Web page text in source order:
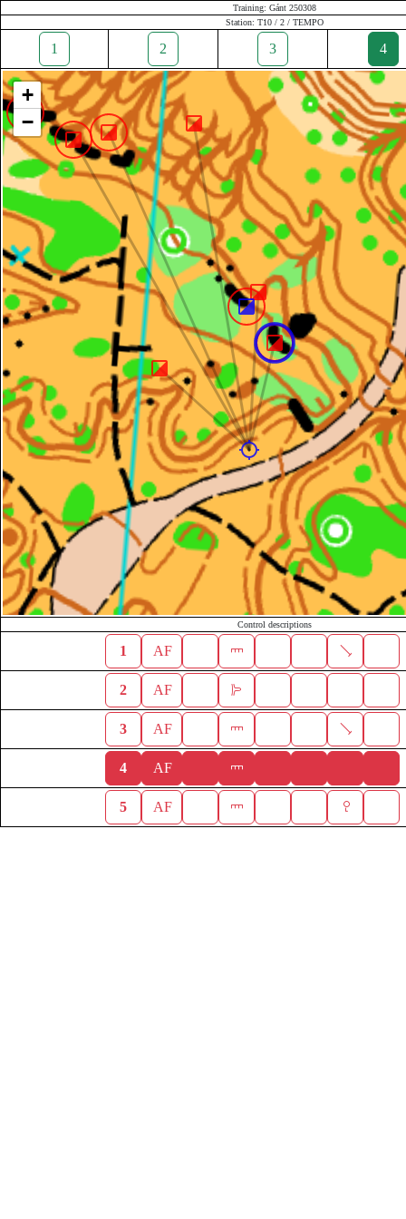
Training: Gánt 250308
Station: T10 / 2 / TEMPO
1 2 3 4
+
−
Control descriptions
1 AF
2 AF
3 AF
4 AF
5 AF